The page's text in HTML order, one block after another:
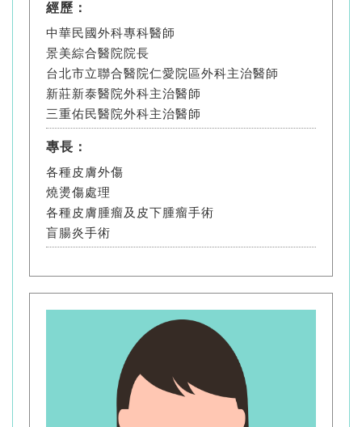
經歷：
中華民國外科專科醫師
景美綜合醫院院長
台北市立聯合醫院仁愛院區外科主治醫師
新莊新泰醫院外科主治醫師
三重佑民醫院外科主治醫師
專長：
各種皮膚外傷
燒燙傷處理
各種皮膚腫瘤及皮下腫瘤手術
盲腸炎手術